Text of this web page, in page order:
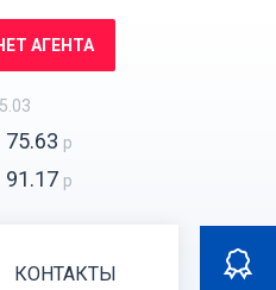
АГЕНТА
75.63 р
91.17 р
КОНТАКТЫ